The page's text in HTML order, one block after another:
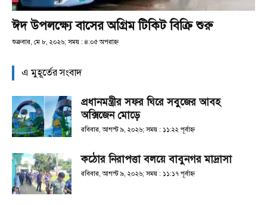
ঈদ উপলক্ষ্যে বাসের অগ্রিম টিকিট বিক্রি শুরু
শুক্রবার, মে ৮, ২০২৬; সময় : ৪:০৫ অপরাহ্ণ
এ মুহূর্তের সংবাদ
প্রধানমন্ত্রীর সফর ঘিরে সবুজের আবহ
অক্সিজেন মোড়ে
রবিবার, আগস্ট ৯, ২০২৬; সময় : ১১:২২ পূর্বাহ্ণ
কঠোর নিরাপত্তা বলয়ে বাবুনগর মাদ্রাসা
রবিবার, আগস্ট ৯, ২০২৬; সময় : ১১:১৭ পূর্বাহ্ণ